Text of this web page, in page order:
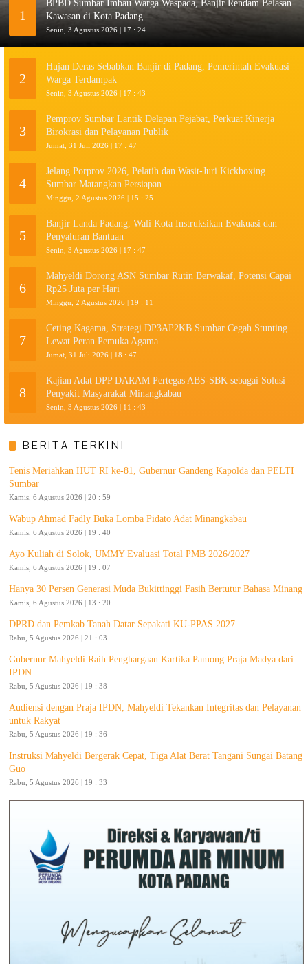
1
BPBD Sumbar Imbau Warga Waspada, Banjir Rendam Belasan
Kawasan di Kota Padang
Senin, 3 Agustus 2026 | 17 : 24
2
Hujan Deras Sebabkan Banjir di Padang, Pemerintah Evakuasi
Warga Terdampak
Senin, 3 Agustus 2026 | 17 : 43
3
Pemprov Sumbar Lantik Delapan Pejabat, Perkuat Kinerja
Birokrasi dan Pelayanan Publik
Jumat, 31 Juli 2026 | 17 : 47
4
Jelang Porprov 2026, Pelatih dan Wasit-Juri Kickboxing
Sumbar Matangkan Persiapan
Minggu, 2 Agustus 2026 | 15 : 25
5
Banjir Landa Padang, Wali Kota Instruksikan Evakuasi dan
Penyaluran Bantuan
Senin, 3 Agustus 2026 | 17 : 47
6
Mahyeldi Dorong ASN Sumbar Rutin Berwakaf, Potensi Capai
Rp25 Juta per Hari
Minggu, 2 Agustus 2026 | 19 : 11
7
Ceting Kagama, Strategi DP3AP2KB Sumbar Cegah Stunting
Lewat Peran Pemuka Agama
Jumat, 31 Juli 2026 | 18 : 47
8
Kajian Adat DPP DARAM Pertegas ABS-SBK sebagai Solusi
Penyakit Masyarakat Minangkabau
Senin, 3 Agustus 2026 | 11 : 43
BERITA TERKINI
Tenis Meriahkan HUT RI ke-81, Gubernur Gandeng Kapolda dan PELTI
Sumbar
Kamis, 6 Agustus 2026 | 20 : 59
Wabup Ahmad Fadly Buka Lomba Pidato Adat Minangkabau
Kamis, 6 Agustus 2026 | 19 : 40
Ayo Kuliah di Solok, UMMY Evaluasi Total PMB 2026/2027
Kamis, 6 Agustus 2026 | 19 : 07
Hanya 30 Persen Generasi Muda Bukittinggi Fasih Bertutur Bahasa Minang
Kamis, 6 Agustus 2026 | 13 : 20
DPRD dan Pemkab Tanah Datar Sepakati KU-PPAS 2027
Rabu, 5 Agustus 2026 | 21 : 03
Gubernur Mahyeldi Raih Penghargaan Kartika Pamong Praja Madya dari
IPDN
Rabu, 5 Agustus 2026 | 19 : 38
Audiensi dengan Praja IPDN, Mahyeldi Tekankan Integritas dan Pelayanan
untuk Rakyat
Rabu, 5 Agustus 2026 | 19 : 36
Instruksi Mahyeldi Bergerak Cepat, Tiga Alat Berat Tangani Sungai Batang
Guo
Rabu, 5 Agustus 2026 | 19 : 33